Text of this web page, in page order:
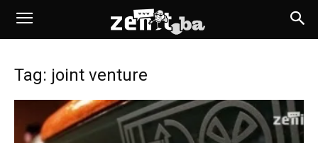
Tag: joint venture